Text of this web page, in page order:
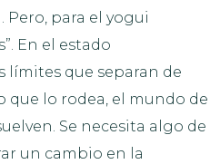
Pero, para el yogui
En el estado
límites que separan de
que lo rodea, el mundo de
Se necesita algo de
un cambio en la